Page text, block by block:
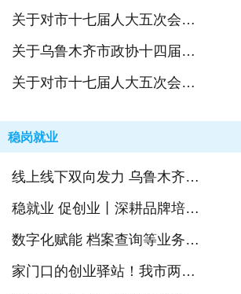
关于对市十七届人大五次会议第2165号建议的答复
关于乌鲁木齐市政协十四届四次会议第215号提案的答复
关于对市十七届人大五次会议第2003号建议的答复
稳岗就业
线上线下双向发力 乌鲁木齐就业服务送到群众家门口
稳就业 促创业丨深耕品牌培育 提质师资队伍 赋能技工教育高质量发展
数字化赋能 档案查询等业务秒办
家门口的创业驿站！我市两座示范型创业指导服务站正式运营